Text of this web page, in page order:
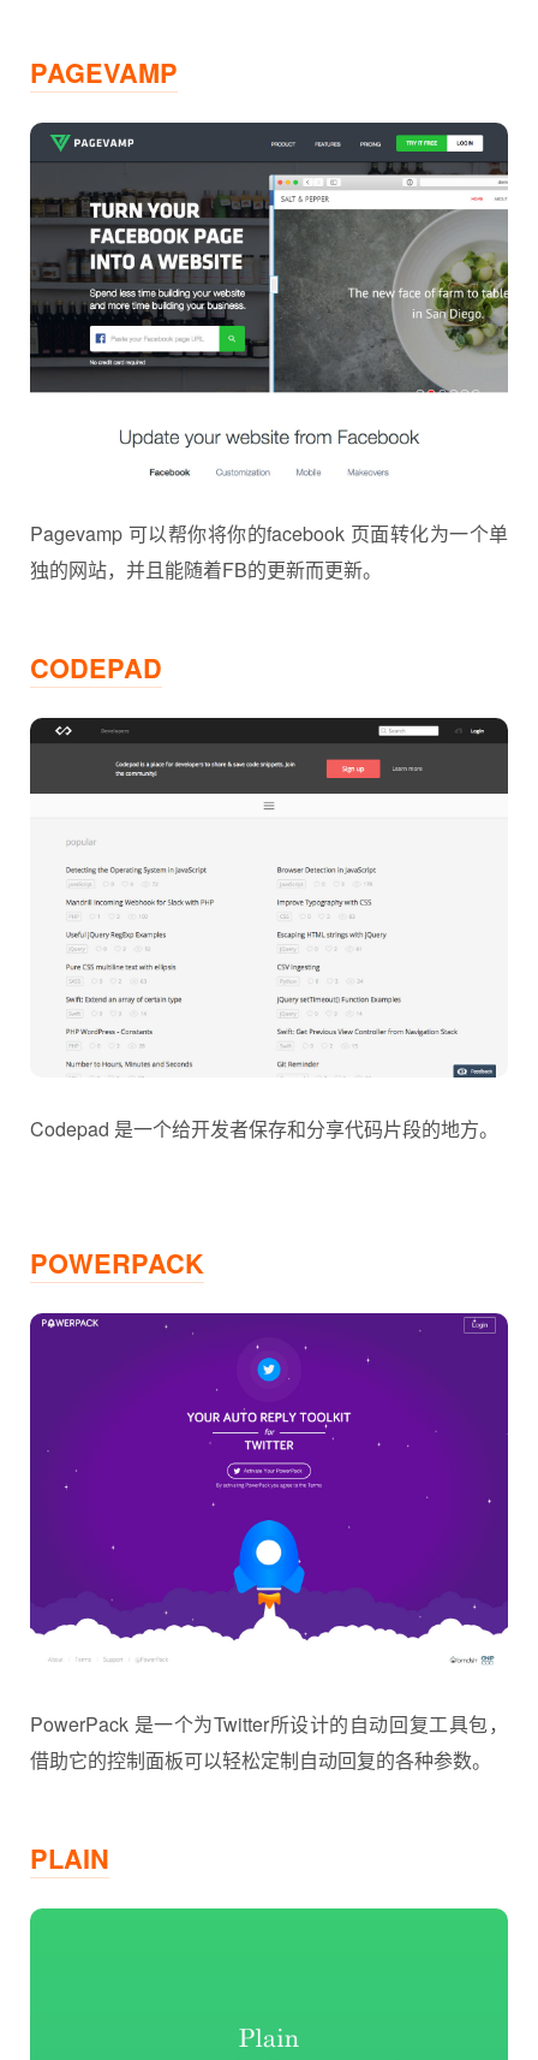
PAGEVAMP
Pagevamp 可以帮你将你的facebook 页面转化为一个单
独的网站，并且能随着FB的更新而更新。
CODEPAD
Codepad 是一个给开发者保存和分享代码片段的地方。
POWERPACK
PowerPack 是一个为Twitter所设计的自动回复工具包，
借助它的控制面板可以轻松定制自动回复的各种参数。
PLAIN